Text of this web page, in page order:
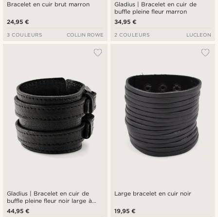
Bracelet en cuir brut marron
24,95 €
3 COULEURS COLLIN ROWE
Gladius | Bracelet en cuir de
buffle pleine fleur marron
34,95 €
2 COULEURS LUCLEON
Gladius | Bracelet en cuir de
buffle pleine fleur noir large à
boucle
44,95 €
Large bracelet en cuir noir
19,95 €